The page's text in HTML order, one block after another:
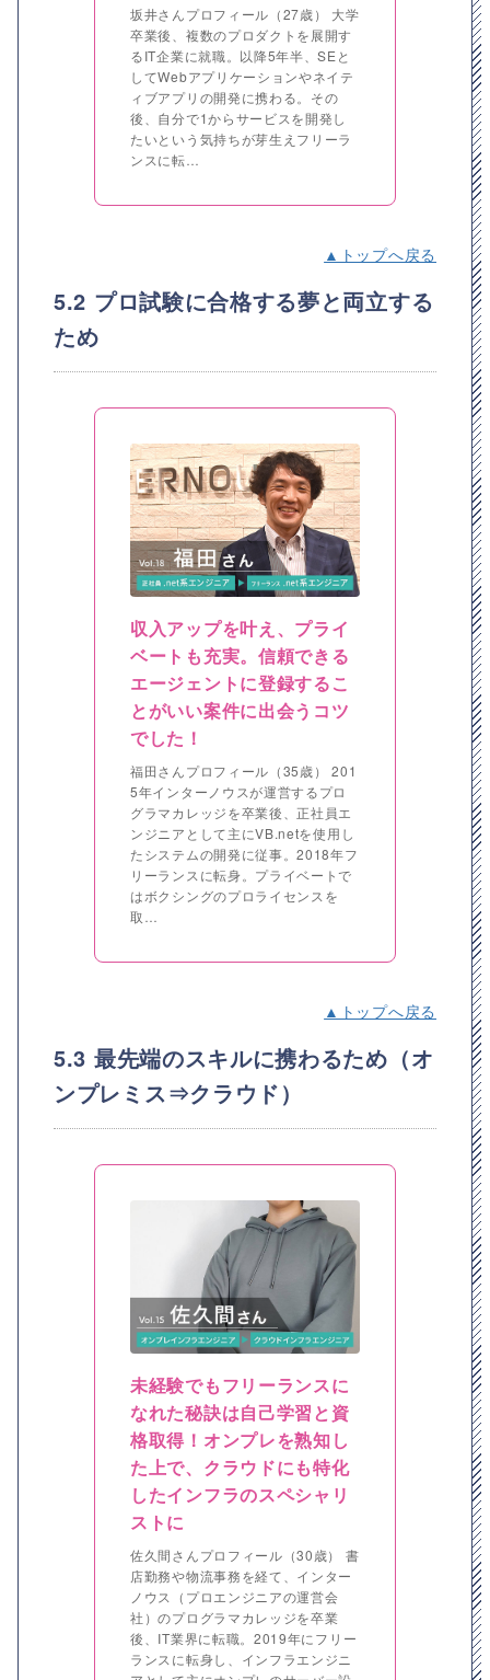
坂井さんプロフィール（27歳） 大学
卒業後、複数のプロダクトを展開す
るIT企業に就職。以降5年半、SEと
してWebアプリケーションやネイテ
ィブアプリの開発に携わる。その
後、自分で1からサービスを開発し
たいという気持ちが芽生えフリーラ
ンスに転…
▲トップへ戻る
5.2 プロ試験に合格する夢と両立する
ため
収入アップを叶え、プライ
ベートも充実。信頼できる
エージェントに登録するこ
とがいい案件に出会うコツ
でした！
福田さんプロフィール（35歳） 201
5年インターノウスが運営するプロ
グラマカレッジを卒業後、正社員エ
ンジニアとして主にVB.netを使用し
たシステムの開発に従事。2018年フ
リーランスに転身。プライベートで
はボクシングのプロライセンスを
取…
▲トップへ戻る
5.3 最先端のスキルに携わるため（オ
ンプレミス⇒クラウド）
未経験でもフリーランスに
なれた秘訣は自己学習と資
格取得！オンプレを熟知し
た上で、クラウドにも特化
したインフラのスペシャリ
ストに
佐久間さんプロフィール（30歳） 書
店勤務や物流事務を経て、インター
ノウス（プロエンジニアの運営会
社）のプログラマカレッジを卒業
後、IT業界に転職。2019年にフリー
ランスに転身し、インフラエンジニ